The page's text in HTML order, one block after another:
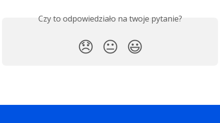
Czy to odpowiedziało na twoje pytanie?
😞 😐 😃